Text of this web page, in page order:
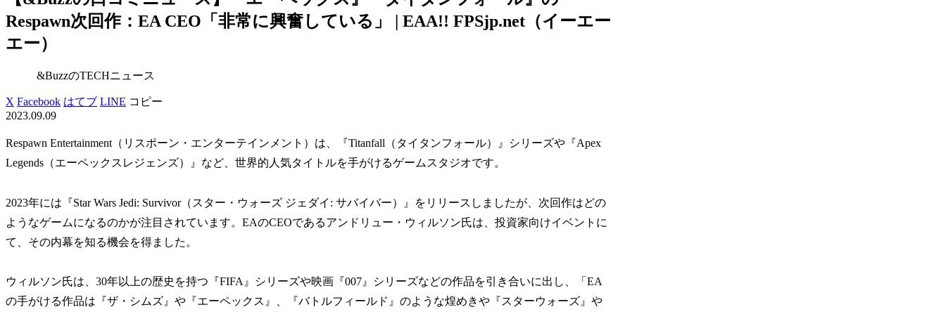
Respawn次回作：EA CEO「非常に興奮している」 | EAA!! FPSjp.net（イーエー
エー）
&BuzzのTECHニュース
X Facebook はてブ LINE コピー
2023.09.09
Respawn Entertainment（リスポーン・エンターテインメント）は、『Titanfall（タイタンフォール）』シリーズや『Apex
Legends（エーペックスレジェンズ）』など、世界的人気タイトルを手がけるゲームスタジオです。
2023年には『Star Wars Jedi: Survivor（スター・ウォーズ ジェダイ: サバイバー）』をリリースしましたが、次回作はどの
ようなゲームになるのかが注目されています。EAのCEOであるアンドリュー・ウィルソン氏は、投資家向けイベントに
て、その内幕を知る機会を得ました。
ウィルソン氏は、30年以上の歴史を持つ『FIFA』シリーズや映画『007』シリーズなどの作品を引き合いに出し、「EA
の手がける作品は『ザ・シムズ』や『エーペックス』、『バトルフィールド』のような煌めきや『スターウォーズ』や